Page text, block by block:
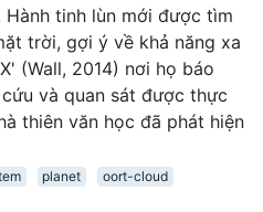
Hành tinh lùn mới được tìm
trời, gợi ý về khả năng xa
(Wall, 2014) nơi họ báo
và quan sát được thực
thiên văn học đã phát hiện
planet
oort-cloud